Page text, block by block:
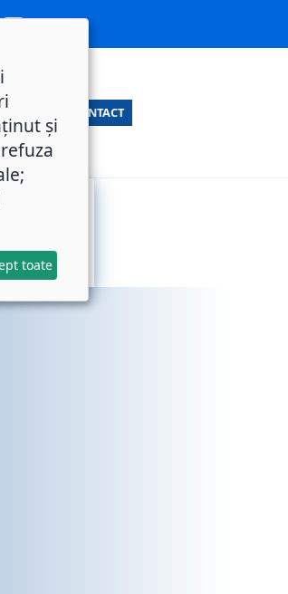
CONTACT
și
toate